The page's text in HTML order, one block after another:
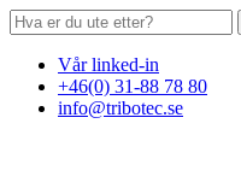
Vår linked-in
+46(0) 31-88 78 80
info@tribotec.se